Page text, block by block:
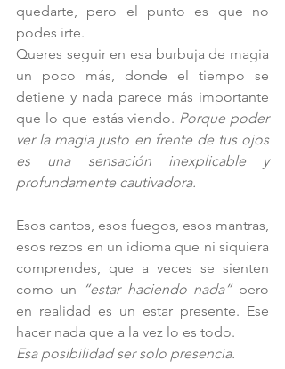
quedarte, pero el punto es que no
podes irte.
Queres seguir en esa burbuja de magia
un poco más, donde el tiempo se
detiene y nada parece más importante
que lo que estás viendo. Porque poder
ver la magia justo en frente de tus ojos
es una sensación inexplicable y
profundamente cautivadora.
Esos cantos, esos fuegos, esos mantras,
esos rezos en un idioma que ni siquiera
comprendes, que a veces se sienten
como un
“estar haciendo nada” pero
en realidad es un estar presente. Ese
hacer nada que a la vez lo es todo.
Esa posibilidad ser solo presencia.